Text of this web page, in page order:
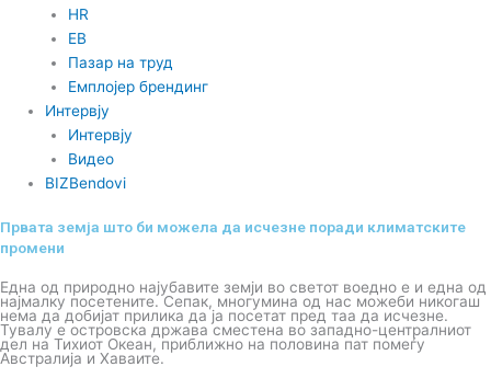
HR
EB
Пазар на труд
Емплојер брендинг
Интервју
Интервју
Видео
BIZBendovi
Првата земја што би можела да исчезне поради климатските
промени
Една од природно најубавите земји во светот воедно е и една од
најмалку посетените. Сепак, многумина од нас можеби никогаш
нема да добијат прилика да ја посетат пред таа да исчезне.
Тувалу е островска држава сместена во западно-централниот
дел на Тихиот Океан, приближно на половина пат помеѓу
Австралија и Хаваите.